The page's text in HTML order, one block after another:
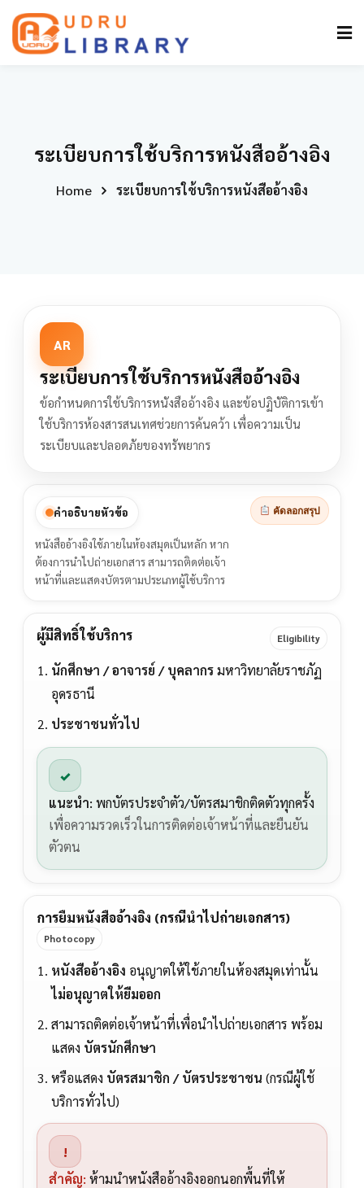
ระเบียบการใช้บริการหนังสืออ้างอิง
Home ระเบียบการใช้บริการหนังสืออ้างอิง
AR
ระเบียบการใช้บริการหนังสืออ้างอิง
ข้อกำหนดการใช้บริการหนังสืออ้างอิง และข้อปฏิบัติการเข้า
ใช้บริการห้องสารสนเทศช่วยการค้นคว้า เพื่อความเป็น
ระเบียบและปลอดภัยของทรัพยากร
คำอธิบายหัวข้อ
หนังสืออ้างอิงใช้ภายในห้องสมุดเป็นหลัก หาก
ต้องการนำไปถ่ายเอกสาร สามารถติดต่อเจ้า
หน้าที่และแสดงบัตรตามประเภทผู้ใช้บริการ
คัดลอกสรุป
ผู้มีสิทธิ์ใช้บริการ Eligibility
นักศึกษา / อาจารย์ / บุคลากรมหาวิทยาลัยราชภัฏ
อุดรธานี
ประชาชนทั่วไป
✓
แนะนำ: พกบัตรประจำตัว/บัตรสมาชิกติดตัวทุกครั้ง
เพื่อความรวดเร็วในการติดต่อเจ้าหน้าที่และยืนยัน
ตัวตน
การยืมหนังสืออ้างอิง (กรณีนำไปถ่ายเอกสาร)
Photocopy
หนังสืออ้างอิง อนุญาตให้ใช้ภายในห้องสมุดเท่านั้น
ไม่อนุญาตให้ยืมออก
สามารถติดต่อเจ้าหน้าที่เพื่อนำไปถ่ายเอกสาร พร้อม
แสดง บัตรนักศึกษา
หรือแสดง บัตรสมาชิก / บัตรประชาชน (กรณีผู้ใช้
บริการทั่วไป)
!
สำคัญ: ห้ามนำหนังสืออ้างอิงออกนอกพื้นที่ให้